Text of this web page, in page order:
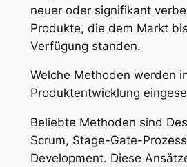
neuer oder signifikant
Produkte, die dem Markt
Verfügung standen.
Welche Methoden werden
Produktentwicklung
Beliebte Methoden sind
Scrum, Stage-Gate-
Development. Diese